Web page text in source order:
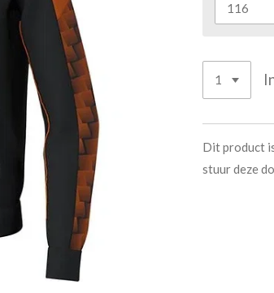
Dit product
stuur deze